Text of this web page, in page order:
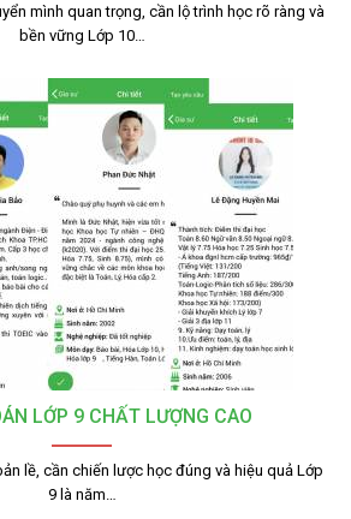
mình quan trọng, cần lộ trình học rõ ràng và
bền vững Lớp 10…
LỚP 9 CHẤT LƯỢNG CAO
lề, cần chiến lược học đúng và hiệu quả Lớp
9 là năm…